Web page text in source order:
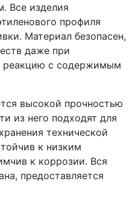
Все изделия
профиля
Материал безопасен,
даже при
реакцию с содержимым
высокой прочностью
из него подходят для
технической
к низким
к коррозии. Вся
предоставляется